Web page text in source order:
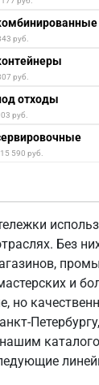
руб.
руб.
отходы
руб.
590 руб.
Без
и
но